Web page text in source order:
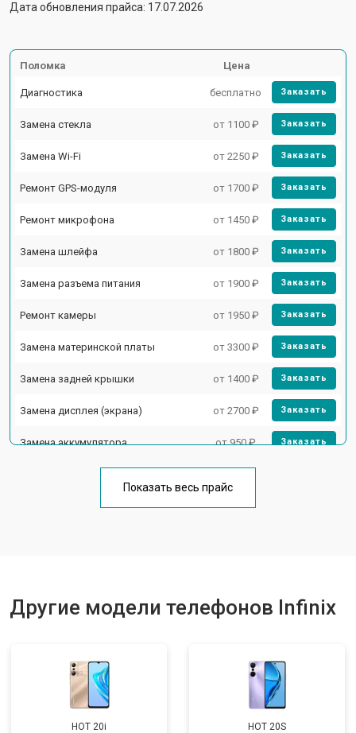
Дата обновления прайса: 17.07.2026
Поломка Цена
Диагностика бесплатно Заказать
Замена стекла от 1100 ₽ Заказать
Замена Wi-Fi от 2250 ₽ Заказать
Ремонт GPS-модуля от 1700 ₽ Заказать
Ремонт микрофона от 1450 ₽ Заказать
Замена шлейфа от 1800 ₽ Заказать
Замена разъема питания от 1900 ₽ Заказать
Ремонт камеры от 1950 ₽ Заказать
Замена материнской платы от 3300 ₽ Заказать
Замена задней крышки от 1400 ₽ Заказать
Замена дисплея (экрана) от 2700 ₽ Заказать
Замена аккумулятора от 950 ₽ Заказать
Ремонт цепи питания от 3200 ₽
Показать весь прайс
Другие модели телефонов Infinix
HOT 20i HOT 20S